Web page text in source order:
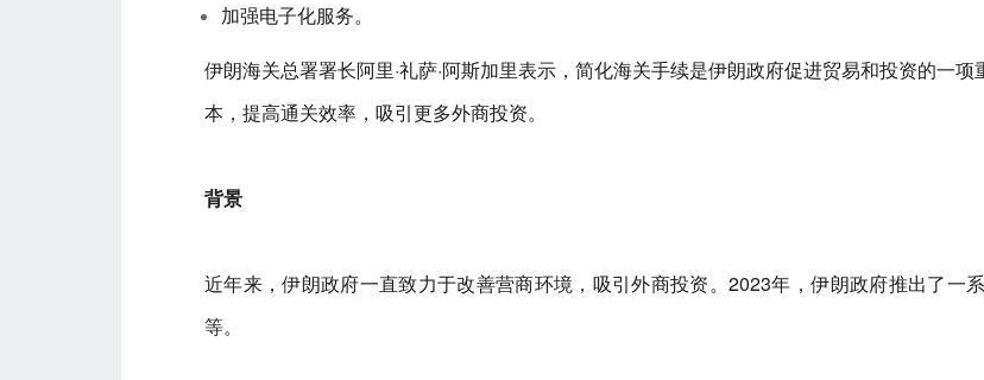
加强电子化服务。
伊朗海关总署署长阿里·礼萨·阿斯加里表示，简化海关手续是伊朗政府促进贸易和投资的一
本，提高通关效率，吸引更多外商投资。
背景
近年来，伊朗政府一直致力于改善营商环境，吸引外商投资。2023年，伊朗政府推出了一
等。